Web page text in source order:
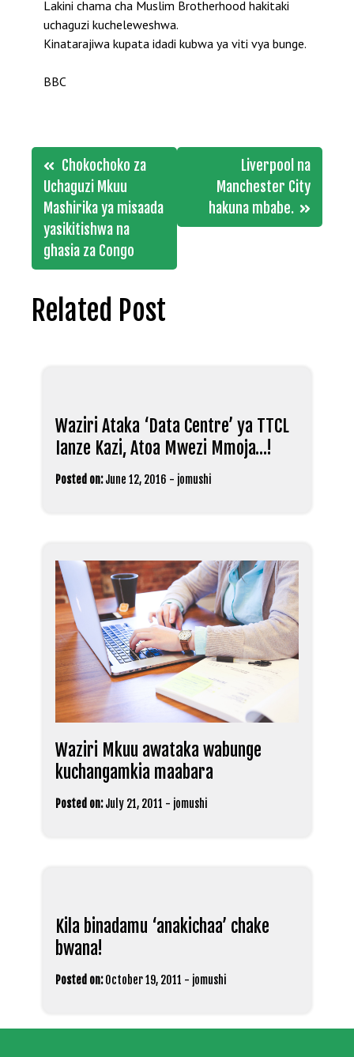
Lakini chama cha Muslim Brotherhood hakitaki
uchaguzi kucheleweshwa.
Kinatarajiwa kupata idadi kubwa ya viti vya bunge.
BBC
Post
navigation
Chokochoko za
Uchaguzi Mkuu
Mashirika ya misaada
yasikitishwa na
ghasia za Congo
Liverpool na
Manchester City
hakuna mbabe.
Related Post
Waziri Ataka ‘Data Centre’ ya TTCL
Ianze Kazi, Atoa Mwezi Mmoja…!
Posted on: June 12, 2016 - jomushi
Waziri Mkuu awataka wabunge
kuchangamkia maabara
Posted on: July 21, 2011 - jomushi
Kila binadamu ‘anakichaa’ chake
bwana!
Posted on: October 19, 2011 - jomushi